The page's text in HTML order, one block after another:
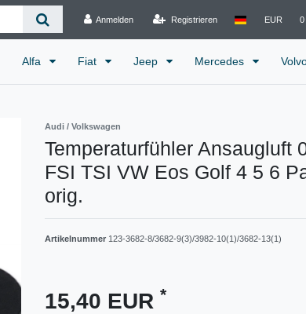
Anmelden Registrieren EUR 0
Alfa Fiat Jeep Mercedes
Audi / Volkswagen
Temperaturfühler Ansaugluft
FSI TSI VW Eos Golf 4 5 6
orig.
Artikelnummer 123-3682-8/3682-9(3)/3982-10(1)/3682-13(1)
15,40 EUR *